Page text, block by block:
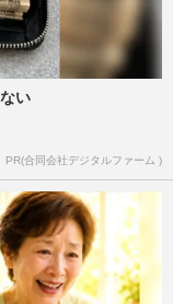
い
PR(合同会社デジタルファーム )